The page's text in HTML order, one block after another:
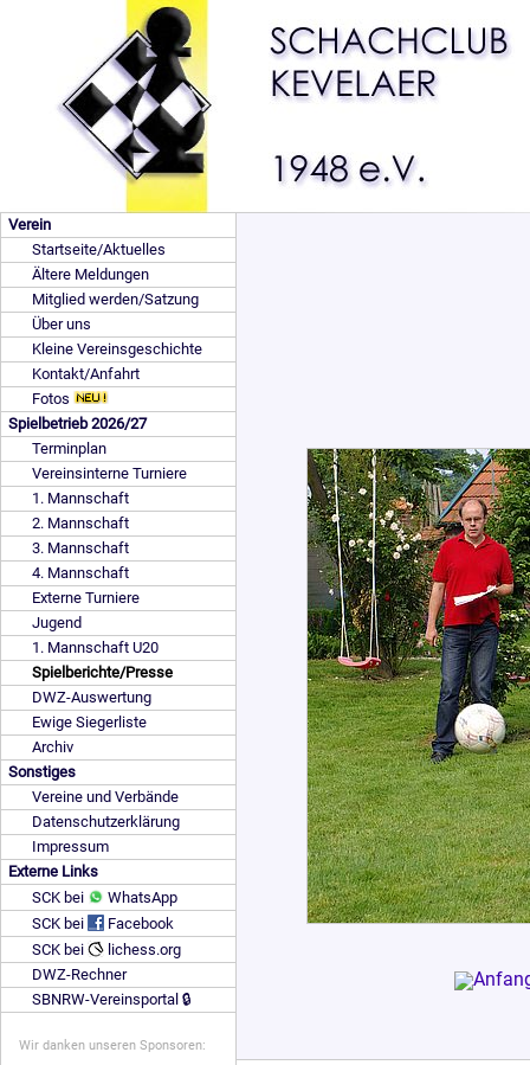
Verein
Startseite/Aktuelles
Ältere Meldungen
Mitglied werden/Satzung
Über uns
Kleine Vereinsgeschichte
Kontakt/Anfahrt
Fotos
Spielbetrieb 2026/27
Terminplan
Vereinsinterne Turniere
1. Mannschaft
2. Mannschaft
3. Mannschaft
4. Mannschaft
Externe Turniere
Jugend
1. Mannschaft U20
Spielberichte/Presse
DWZ-Auswertung
Ewige Siegerliste
Archiv
Sonstiges
Vereine und Verbände
Datenschutzerklärung
Impressum
Externe Links
SCK bei
WhatsApp
SCK bei
Facebook
SCK bei
lichess.org
DWZ-Rechner
SBNRW-Vereinsportal 🔒
Wir danken unseren Sponsoren: